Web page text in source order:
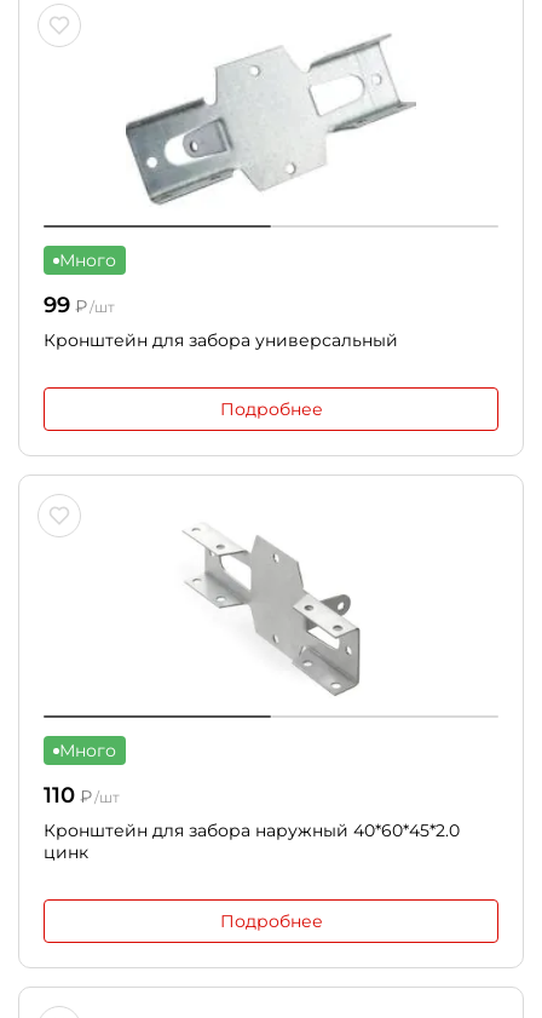
Много
99 ₽/шт
Кронштейн для забора универсальный
Подробнее
Много
110 ₽/шт
Кронштейн для забора наружный 40*60*45*2.0
цинк
Подробнее